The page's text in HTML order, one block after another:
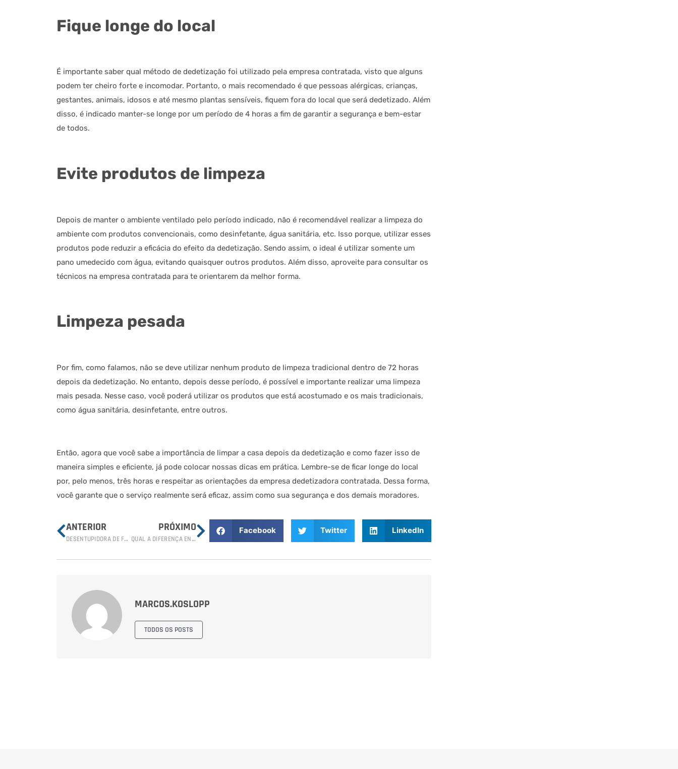
Fique longe do local
É importante saber qual método de dedetização foi utilizado pela empresa contratada, visto que alguns
podem ter cheiro forte e incomodar. Portanto, o mais recomendado é que pessoas alérgicas, crianças,
gestantes, animais, idosos e até mesmo plantas sensíveis, fiquem fora do local que será dedetizado. Além
disso, é indicado manter-se longe por um período de 4 horas a fim de garantir a segurança e bem-estar
de todos.
Evite produtos de limpeza
Depois de manter o ambiente ventilado pelo período indicado, não é recomendável realizar a limpeza do
ambiente com produtos convencionais, como desinfetante, água sanitária, etc. Isso porque, utilizar esses
produtos pode reduzir a eficácia do efeito da dedetização. Sendo assim, o ideal é utilizar somente um
pano umedecido com água, evitando quaisquer outros produtos. Além disso, aproveite para consultar os
técnicos na empresa contratada para te orientarem da melhor forma.
Limpeza pesada
Por fim, como falamos, não se deve utilizar nenhum produto de limpeza tradicional dentro de 72 horas
depois da dedetização. No entanto, depois desse período, é possível e importante realizar uma limpeza
mais pesada. Nesse caso, você poderá utilizar os produtos que está acostumado e os mais tradicionais,
como água sanitária, desinfetante, entre outros.
Então, agora que você sabe a importância de limpar a casa depois da dedetização e como fazer isso de
maneira simples e eficiente, já pode colocar nossas dicas em prática. Lembre-se de ficar longe do local
por, pelo menos, três horas e respeitar as orientações da empresa dedetizadora contratada. Dessa forma,
você garante que o serviço realmente será eficaz, assim como sua segurança e dos demais moradores.
ANTERIOR
DESENTUPIDORA DE FOSSA: QUANTO CUSTA O SERVIÇO?
PRÓXIMO
QUAL A DIFERENÇA ENTRE DESENTUPIDORA E LIMPA FOSSA?
Facebook Twitter LinkedIn
MARCOS.KOSLOPP
TODOS OS POSTS